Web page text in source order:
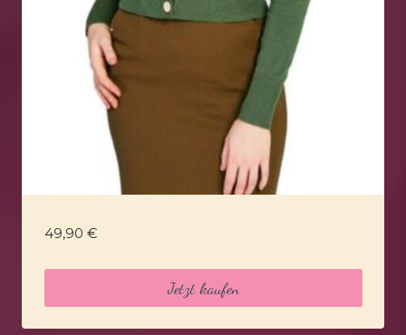
49,90 €
Jetzt kaufen